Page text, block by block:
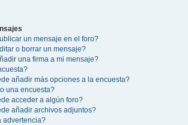
un mensaje en el foro?
o borrar un mensaje?
una firma a mi mensaje?
añadir más opciones a la encuesta?
una encuesta?
acceder a algún foro?
añadir archivos adjuntos?
advertencia?